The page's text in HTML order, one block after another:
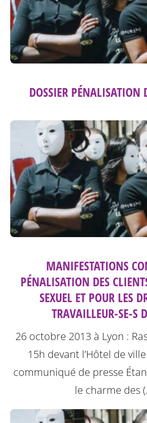
DOSSIER PÉNALISATION
MANIFESTATIONS
PÉNALISATION DES
SEXUEL ET POUR LES
TRAVAILLEUR-SE-S
26 octobre 2013 à Lyon :
15h devant l’Hôtel de ville
communiqué de presse
le charme des